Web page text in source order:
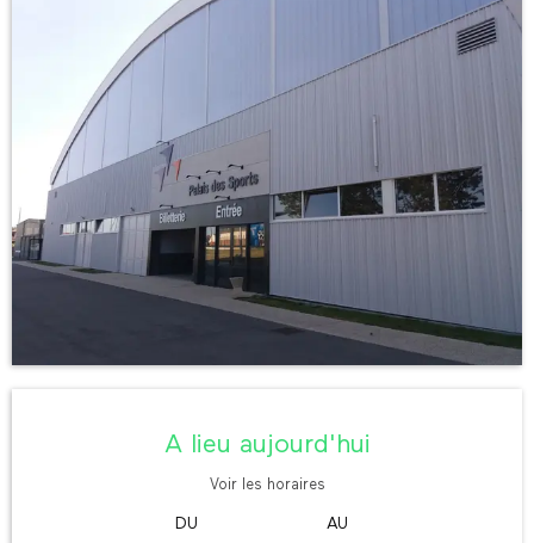
A lieu aujourd'hui
Voir les horaires
DU AU